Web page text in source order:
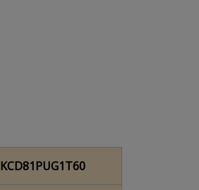
KCD81PUG1T60